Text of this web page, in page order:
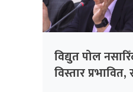
विद्युत पोल
विस्तार